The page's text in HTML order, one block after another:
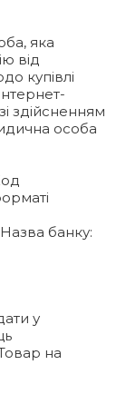
яка
від
купівлі
здійсненням
особа
банку:
у
на